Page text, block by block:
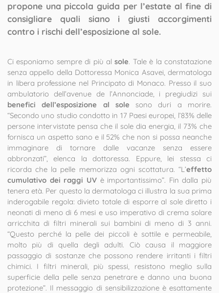
propone una piccola guida per l’estate al fine di
consigliare quali siano i giusti accorgimenti
contro i rischi dell’esposizione al sole.
Ci esponiamo sempre di più alsole. Tale è la constatazione
senza appello della Dottoressa Monica Asavei, dermatologa
in libera professione nel Principato di Monaco. Presso il suo
ambulatorio dell’avenue de l’Annonciade, i pregiudizi sui
benefici dell’esposizione al solesono duri a morire.
“Secondo uno studio condotto in 17 Paesi europei, l’83% delle
persone intervistate pensa che il sole dia energia, il 73% che
fornisca un aspetto sano e il 52% che non si possa neanche
immaginare di tornare dalle vacanze senza essere
abbronzati”, elenca la dottoressa. Eppure, lei stessa ci
ricorda che la pelle memorizza ogni scottatura. “L’effetto
cumulativo dei raggi UVè importantissimo”. Fin dalla più
tenera età. Per questo la dermatologa ci illustra la sua prima
inderogabile regola: divieto totale di esporre al sole diretto i
neonati di meno di 6 mesi e uso imperativo di crema solare
arricchita di filtri minerali sui bambini di meno di 3 anni.
“Questo perché la pelle dei piccoli è sottile e permeabile,
molto più di quella degli adulti. Ciò causa il maggiore
passaggio di sostanze che possono rendere irritanti i filtri
chimici. I filtri minerali, più spessi, resistono meglio sulla
superficie della pelle senza penetrare e danno una buona
protezione”. Il messaggio di sensibilizzazione è esattamente